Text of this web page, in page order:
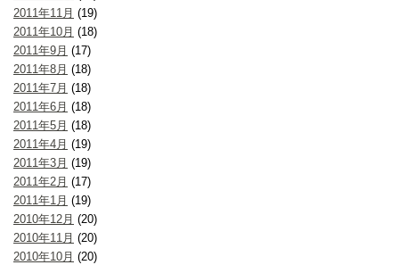
2011年11月 (19)
2011年10月 (18)
2011年9月 (17)
2011年8月 (18)
2011年7月 (18)
2011年6月 (18)
2011年5月 (18)
2011年4月 (19)
2011年3月 (19)
2011年2月 (17)
2011年1月 (19)
2010年12月 (20)
2010年11月 (20)
2010年10月 (20)